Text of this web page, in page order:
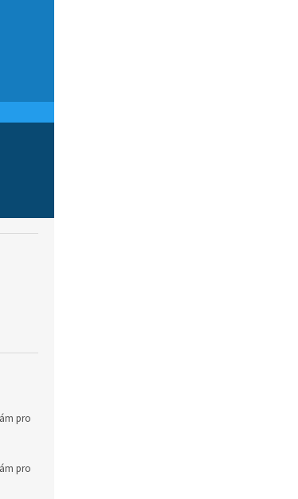
pro
pro